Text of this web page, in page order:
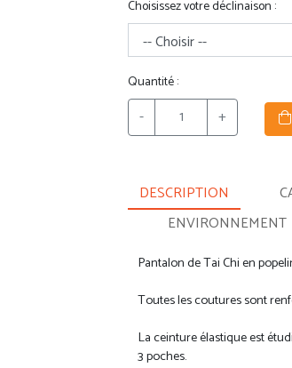
Choisissez votre déclinaison :
Quantité :
- +
DESCRIPTION
ENVIRONNEMENT
Pantalon de Tai Chi en
Toutes les coutures sont
La ceinture élastique est
3 poches.